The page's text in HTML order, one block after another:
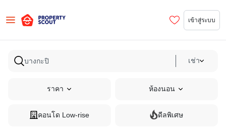
เข้าสู่ระบบ
เช่า
ราคา ห้องนอน
คอนโด Low-rise ดีลพิเศษ